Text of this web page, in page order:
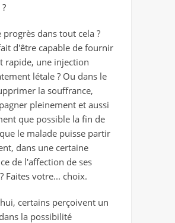
progrès dans tout cela ?
d'être capable de fournir
rapide, une injection
létale ? Ou dans le
la souffrance,
pleinement et aussi
que possible la fin de
le malade puisse partir
dans une certaine
de l'affection de ses
Faites votre... choix.
certains perçoivent un
la possibilité